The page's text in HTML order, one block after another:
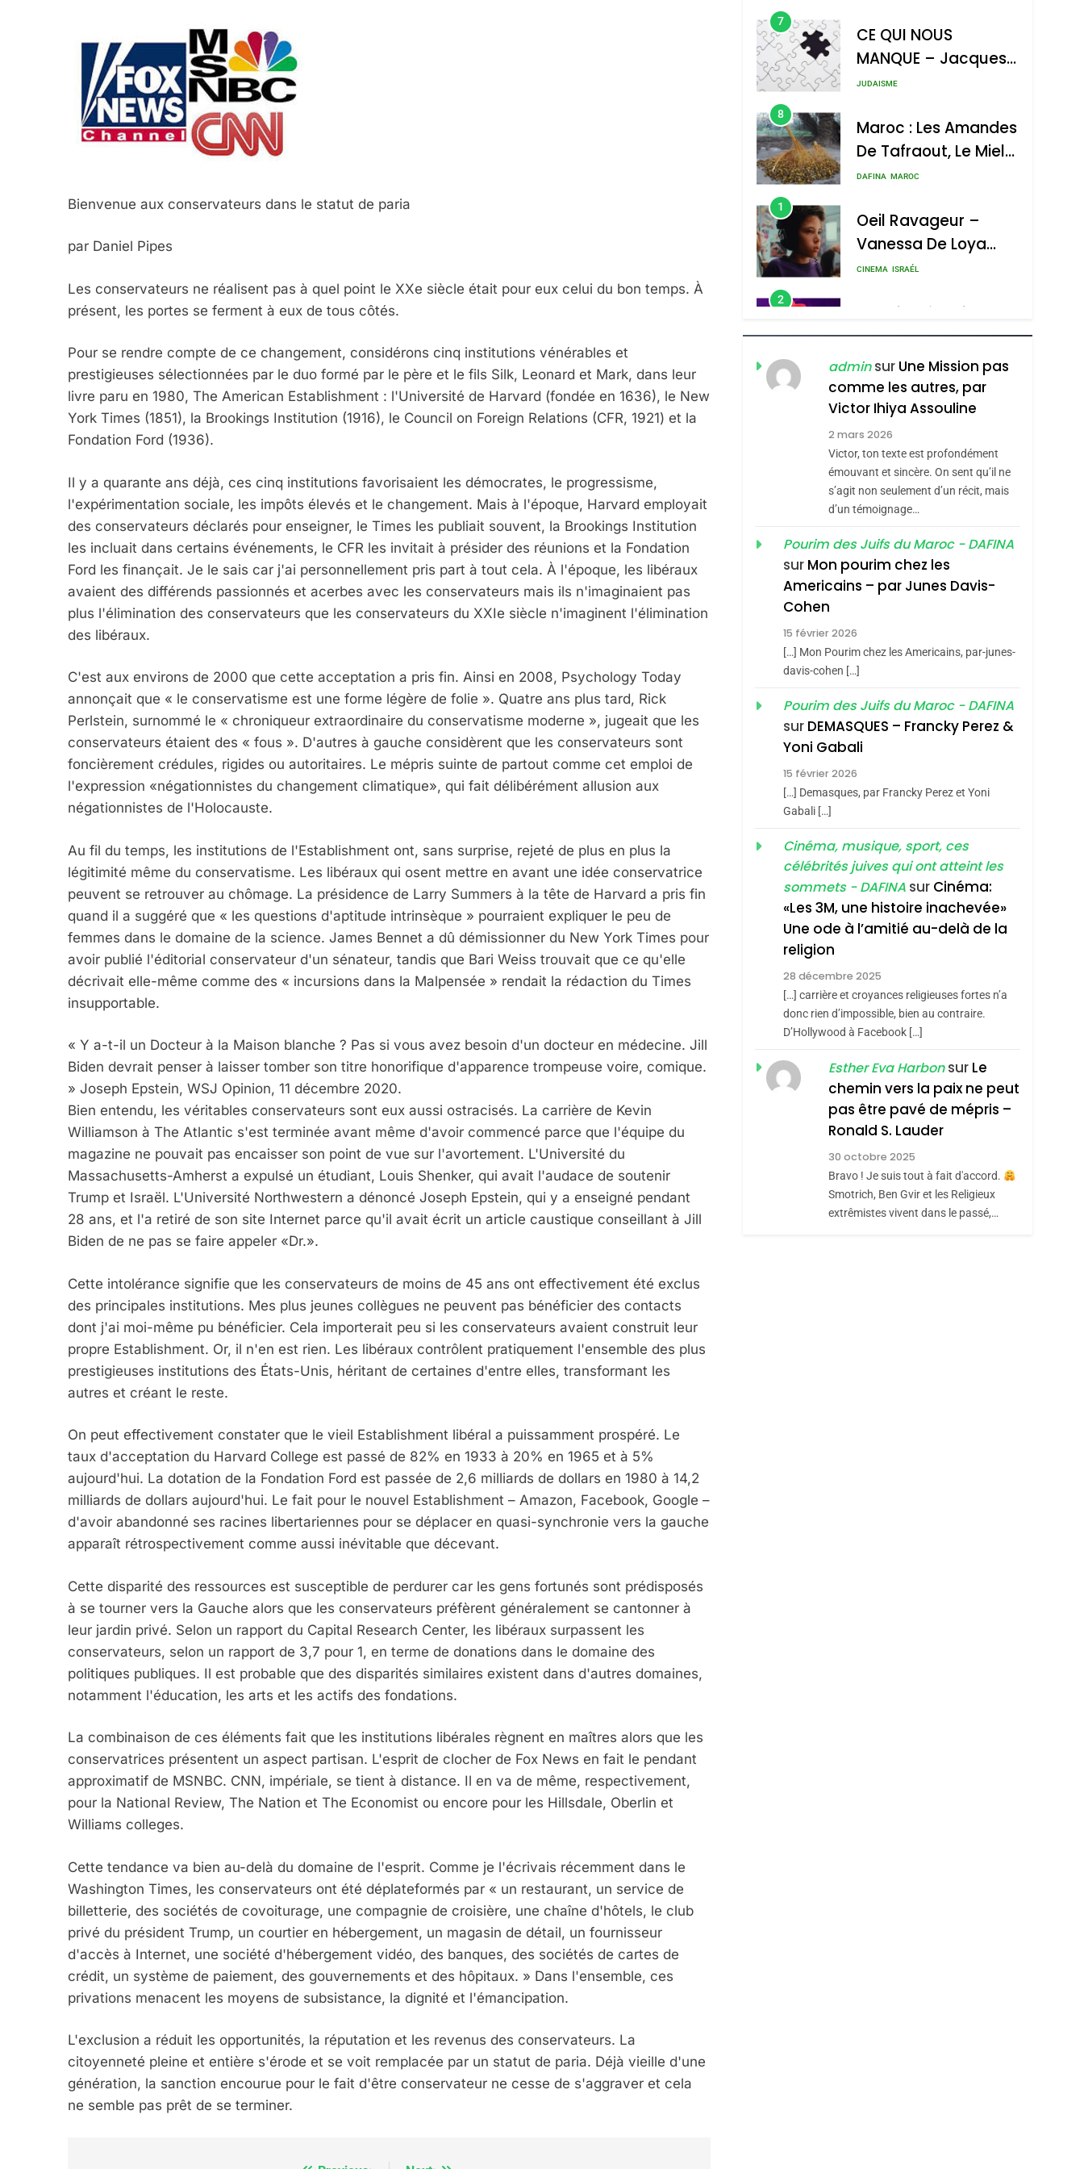
Bienvenue aux conservateurs dans le statut de paria
par Daniel Pipes
Les conservateurs ne réalisent pas à quel point le XXe siècle était pour eux celui du bon temps. À
présent, les portes se ferment à eux de tous côtés.
Pour se rendre compte de ce changement, considérons cinq institutions vénérables et
prestigieuses sélectionnées par le duo formé par le père et le fils Silk, Leonard et Mark, dans leur
livre paru en 1980, The American Establishment : l'Université de Harvard (fondée en 1636), le New
York Times (1851), la Brookings Institution (1916), le Council on Foreign Relations (CFR, 1921) et la
Fondation Ford (1936).
Il y a quarante ans déjà, ces cinq institutions favorisaient les démocrates, le progressisme,
l'expérimentation sociale, les impôts élevés et le changement. Mais à l'époque, Harvard employait
des conservateurs déclarés pour enseigner, le Times les publiait souvent, la Brookings Institution
les incluait dans certains événements, le CFR les invitait à présider des réunions et la Fondation
Ford les finançait. Je le sais car j'ai personnellement pris part à tout cela. À l'époque, les libéraux
avaient des différends passionnés et acerbes avec les conservateurs mais ils n'imaginaient pas
plus l'élimination des conservateurs que les conservateurs du XXIe siècle n'imaginent l'élimination
des libéraux.
C'est aux environs de 2000 que cette acceptation a pris fin. Ainsi en 2008, Psychology Today
annonçait que « le conservatisme est une forme légère de folie ». Quatre ans plus tard, Rick
Perlstein, surnommé le « chroniqueur extraordinaire du conservatisme moderne », jugeait que les
conservateurs étaient des « fous ». D'autres à gauche considèrent que les conservateurs sont
foncièrement crédules, rigides ou autoritaires. Le mépris suinte de partout comme cet emploi de
l'expression «négationnistes du changement climatique», qui fait délibérément allusion aux
négationnistes de l'Holocauste.
Au fil du temps, les institutions de l'Establishment ont, sans surprise, rejeté de plus en plus la
légitimité même du conservatisme. Les libéraux qui osent mettre en avant une idée conservatrice
peuvent se retrouver au chômage. La présidence de Larry Summers à la tête de Harvard a pris fin
quand il a suggéré que « les questions d'aptitude intrinsèque » pourraient expliquer le peu de
femmes dans le domaine de la science. James Bennet a dû démissionner du New York Times pour
avoir publié l'éditorial conservateur d'un sénateur, tandis que Bari Weiss trouvait que ce qu'elle
décrivait elle-même comme des « incursions dans la Malpensée » rendait la rédaction du Times
insupportable.
« Y a-t-il un Docteur à la Maison blanche ? Pas si vous avez besoin d'un docteur en médecine. Jill
Biden devrait penser à laisser tomber son titre honorifique d'apparence trompeuse voire, comique.
» Joseph Epstein, WSJ Opinion, 11 décembre 2020.
Bien entendu, les véritables conservateurs sont eux aussi ostracisés. La carrière de Kevin
Williamson à The Atlantic s'est terminée avant même d'avoir commencé parce que l'équipe du
magazine ne pouvait pas encaisser son point de vue sur l'avortement. L'Université du
Massachusetts-Amherst a expulsé un étudiant, Louis Shenker, qui avait l'audace de soutenir
Trump et Israël. L'Université Northwestern a dénoncé Joseph Epstein, qui y a enseigné pendant
28 ans, et l'a retiré de son site Internet parce qu'il avait écrit un article caustique conseillant à Jill
Biden de ne pas se faire appeler «Dr.».
Cette intolérance signifie que les conservateurs de moins de 45 ans ont effectivement été exclus
des principales institutions. Mes plus jeunes collègues ne peuvent pas bénéficier des contacts
dont j'ai moi-même pu bénéficier. Cela importerait peu si les conservateurs avaient construit leur
propre Establishment. Or, il n'en est rien. Les libéraux contrôlent pratiquement l'ensemble des plus
prestigieuses institutions des États-Unis, héritant de certaines d'entre elles, transformant les
autres et créant le reste.
On peut effectivement constater que le vieil Establishment libéral a puissamment prospéré. Le
taux d'acceptation du Harvard College est passé de 82% en 1933 à 20% en 1965 et à 5%
aujourd'hui. La dotation de la Fondation Ford est passée de 2,6 milliards de dollars en 1980 à 14,2
milliards de dollars aujourd'hui. Le fait pour le nouvel Establishment – Amazon, Facebook, Google –
d'avoir abandonné ses racines libertariennes pour se déplacer en quasi-synchronie vers la gauche
apparaît rétrospectivement comme aussi inévitable que décevant.
Cette disparité des ressources est susceptible de perdurer car les gens fortunés sont prédisposés
à se tourner vers la Gauche alors que les conservateurs préfèrent généralement se cantonner à
leur jardin privé. Selon un rapport du Capital Research Center, les libéraux surpassent les
conservateurs, selon un rapport de 3,7 pour 1, en terme de donations dans le domaine des
politiques publiques. Il est probable que des disparités similaires existent dans d'autres domaines,
notamment l'éducation, les arts et les actifs des fondations.
La combinaison de ces éléments fait que les institutions libérales règnent en maîtres alors que les
conservatrices présentent un aspect partisan. L'esprit de clocher de Fox News en fait le pendant
approximatif de MSNBC. CNN, impériale, se tient à distance. Il en va de même, respectivement,
pour la National Review, The Nation et The Economist ou encore pour les Hillsdale, Oberlin et
Williams colleges.
Cette tendance va bien au-delà du domaine de l'esprit. Comme je l'écrivais récemment dans le
Washington Times, les conservateurs ont été déplateformés par « un restaurant, un service de
billetterie, des sociétés de covoiturage, une compagnie de croisière, une chaîne d'hôtels, le club
privé du président Trump, un courtier en hébergement, un magasin de détail, un fournisseur
d'accès à Internet, une société d'hébergement vidéo, des banques, des sociétés de cartes de
crédit, un système de paiement, des gouvernements et des hôpitaux. » Dans l'ensemble, ces
privations menacent les moyens de subsistance, la dignité et l'émancipation.
L'exclusion a réduit les opportunités, la réputation et les revenus des conservateurs. La
citoyenneté pleine et entière s'érode et se voit remplacée par un statut de paria. Déjà vieille d'une
génération, la sanction encourue pour le fait d'être conservateur ne cesse de s'aggraver et cela
ne semble pas prêt de se terminer.
JUDAÏTE Par Thérèse
Zrihen-Dvir
7
CE QUI NOUS
MANQUE – Jacques
Hadida
JUDAISME
8
Maroc : Les Amandes
De Tafraout, Le Miel
De Tadla Azilal
Du Terroir
DAFINA MAROC
1
Oeil Ravageur –
Vanessa De Loya
Stauber
CINEMA ISRAÉL
2
«Tu Dis Génocide, Je
Dis Guerre»: La
Nouvelle Chanson De
Boy George
ISRAÉL JUDAISME
Tout Sur La Nostalgie
SOUVENIRS
Accords D’Isaac:
L’alliance Pourrait
D’Amérique Latine
2025, L’année La Plus
Meurtrière Selon Le
Contre
L’antisémitisme
6
FIÈRE, DIGNE ET
POURQUOI JE
REVENDIQUE MA
JUDAÏTE Par Thérèse
Zrihen-Dvir
7
CE QUI NOUS
Hadida
Maroc : Les Amandes
De Tafraout, Le Miel
De Tadla Azilal
Consacrés Produits
DAFINA MAROC
adminsur Une Mission pas
comme les autres, par
Victor Ihiya Assouline
2 mars 2026
Victor, ton texte est profondément
émouvant et sincère. On sent qu’il ne
s’agit non seulement d’un récit, mais
d’un témoignage…
Pourim des Juifs du Maroc - DAFINA
sur Mon pourim chez les
Americains – par Junes Davis-
Cohen
15 février 2026
[…] Mon Pourim chez les Americains, par-junes-
davis-cohen […]
Pourim des Juifs du Maroc - DAFINA
sur DEMASQUES – Francky Perez &
Yoni Gabali
15 février 2026
[…] Demasques, par Francky Perez et Yoni
Gabali […]
Cinéma, musique, sport, ces
célébrités juives qui ont atteint les
sommets - DAFINA sur Cinéma:
«Les 3M, une histoire inachevée»
Une ode à l’amitié au-delà de la
religion
28 décembre 2025
[…] carrière et croyances religieuses fortes n’a
donc rien d’impossible, bien au contraire.
D’Hollywood à Facebook […]
Esther Eva Harbonsur Le
chemin vers la paix ne peut
pas être pavé de mépris –
Ronald S. Lauder
30 octobre 2025
Bravo ! Je suis tout à fait d'accord.
Smotrich, Ben Gvir et les Religieux
extrêmistes vivent dans le passé,…
2025, L’année La Plus Meurtrière Selon Le Rapport D’ADL Contre L’antisémitisme
FRANCE
FIÈRE, DIGNE ET RÉSILIENTE : POURQUOI JE REVENDIQUE MA JUDAÏTE Par Thérèse Zrihen-
Dvir
ISRAÉL JUDAISME
CE QUI NOUS MANQUE – Jacques Hadida
Terroir
DAFINA MAROC
Oeil Ravageur – Vanessa De Loya Stauber
«Tu Dis Génocide, Je Dis Guerre»: La Nouvelle Chanson De Boy George
ISRAÉL JUDAISME